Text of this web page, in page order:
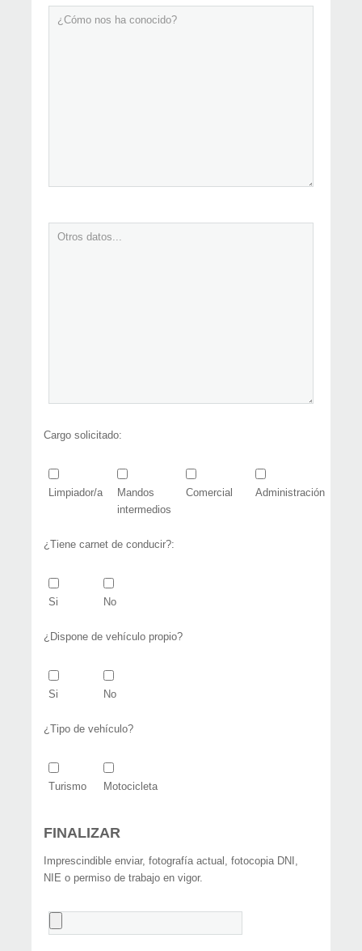
Cargo solicitado:
Limpiador/a
Mandos
intermedios
Comercial Administración
¿Tiene carnet de conducir?:
Si No
¿Dispone de vehículo propio?
Si No
¿Tipo de vehículo?
Turismo Motocicleta
FINALIZAR
Imprescindible enviar, fotografía actual, fotocopia DNI,
NIE o permiso de trabajo en vigor.